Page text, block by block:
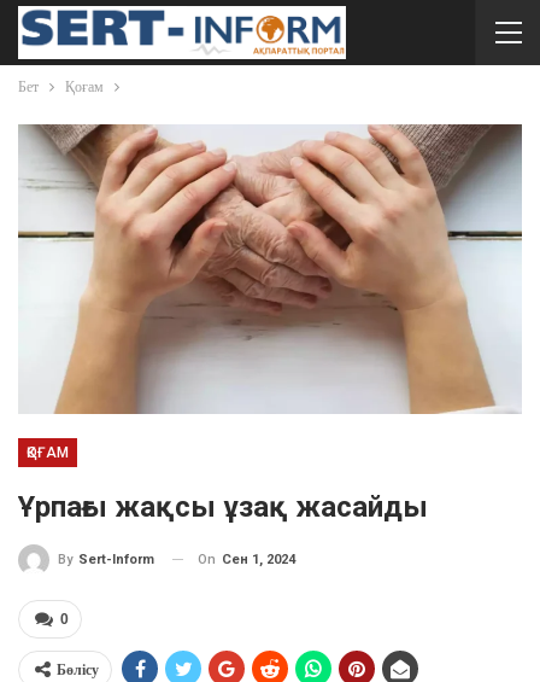
Бет Қоғам
ҚОҒАМ
Ұрпағы жақсы ұзақ жасайды
By Sert-Inform On Сен 1, 2024
0
Бөлісу